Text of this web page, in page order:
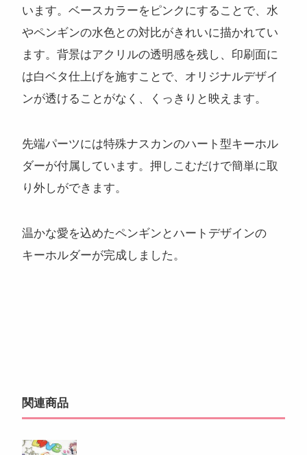
います。ベースカラーをピンクにすることで、水
やペンギンの水色との対比がきれいに描かれてい
ます。背景はアクリルの透明感を残し、印刷面に
は白ベタ仕上げを施すことで、オリジナルデザイ
ンが透けることがなく、くっきりと映えます。
先端パーツには特殊ナスカンのハート型キーホル
ダーが付属しています。押しこむだけで簡単に取
り外しができます。
温かな愛を込めたペンギンとハートデザインの
キーホルダーが完成しました。
関連商品